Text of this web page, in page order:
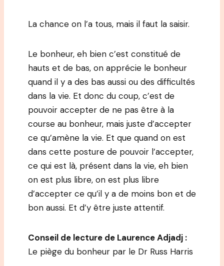
La chance on l’a tous, mais il faut la saisir.
Le bonheur, eh bien c’est constitué de
hauts et de bas, on apprécie le bonheur
quand il y a des bas aussi ou des difficultés
dans la vie. Et donc du coup, c’est de
pouvoir accepter de ne pas être à la
course au bonheur, mais juste d’accepter
ce qu’amène la vie. Et que quand on est
dans cette posture de pouvoir l’accepter,
ce qui est là, présent dans la vie, eh bien
on est plus libre, on est plus libre
d’accepter ce qu’il y a de moins bon et de
bon aussi. Et d’y être juste attentif.
Conseil de lecture de Laurence Adjadj :
Le piège du bonheur par le Dr Russ Harris